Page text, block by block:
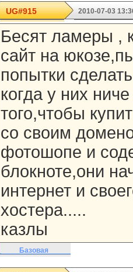
UG#915 2010-07-03
Бесят ламеры ,
сайт на
попытки
когда у них
того,чтобы
со своим
фотошопе и
блокноте,они
интернет и
хостера.....
казлы
Базовая